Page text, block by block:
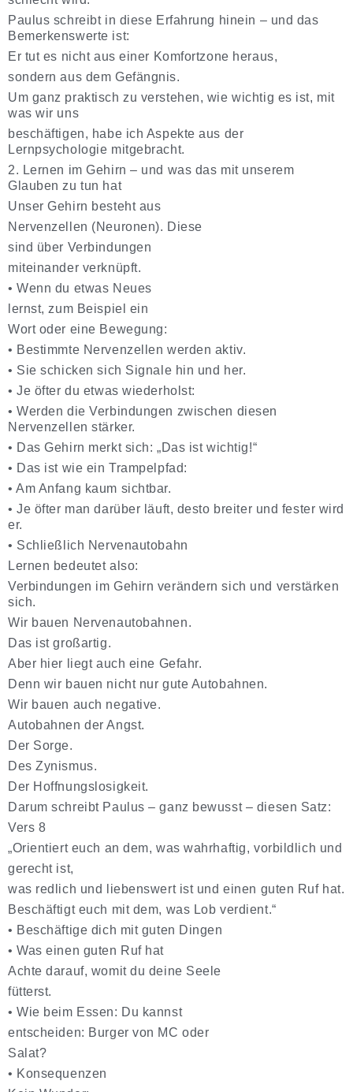
Paulus schreibt in diese Erfahrung hinein – und das
Bemerkenswerte ist:
Er tut es nicht aus einer Komfortzone heraus,
sondern aus dem Gefängnis.
Um ganz praktisch zu verstehen, wie wichtig es ist, mit
was wir uns
beschäftigen, habe ich Aspekte aus der
Lernpsychologie mitgebracht.
2. Lernen im Gehirn – und was das mit unserem
Glauben zu tun hat
Unser Gehirn besteht aus
Nervenzellen (Neuronen). Diese
sind über Verbindungen
miteinander verknüpft.
• Wenn du etwas Neues
lernst, zum Beispiel ein
Wort oder eine Bewegung:
• Bestimmte Nervenzellen werden aktiv.
• Sie schicken sich Signale hin und her.
• Je öfter du etwas wiederholst:
• Werden die Verbindungen zwischen diesen
Nervenzellenstärker.
• Das Gehirn merkt sich:„Das ist wichtig!“
• Das ist wie einTrampelpfad:
• Am Anfang kaum sichtbar.
• Je öfter man darüber läuft, desto breiter und fester wird
er.
• Schließlich Nervenautobahn
Lernen bedeutet also:
Verbindungen im Gehirn verändern sich und verstärken
sich.
Wir bauen Nervenautobahnen.
Das ist großartig.
Aber hier liegt auch eine Gefahr.
Denn wir bauen nicht nur gute Autobahnen.
Wir bauen auch negative.
Autobahnen der Angst.
Der Sorge.
Des Zynismus.
Der Hoffnungslosigkeit.
Darum schreibt Paulus – ganz bewusst – diesen Satz:
Vers 8
„Orientiert euch an dem, was wahrhaftig, vorbildlich und
gerecht ist,
was redlich und liebenswert ist und einen guten Ruf hat.
Beschäftigt euch mit dem, was Lob verdient.“
• Beschäftige dich mit guten Dingen
• Was einen guten Ruf hat
Achte darauf, womit du deine Seele
fütterst.
• Wie beim Essen: Du kannst
entscheiden: Burger von MC oder
Salat?
• Konsequenzen